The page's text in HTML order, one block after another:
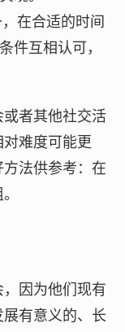
在合适的时间
件互相认可，
者其他社交活
难度可能更
法供参考：在
因为他们现有
有意义的、长